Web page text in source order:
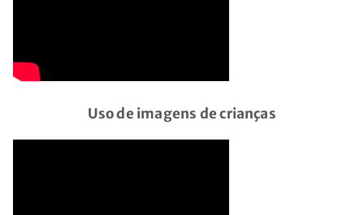
Uso de imagens de crianças